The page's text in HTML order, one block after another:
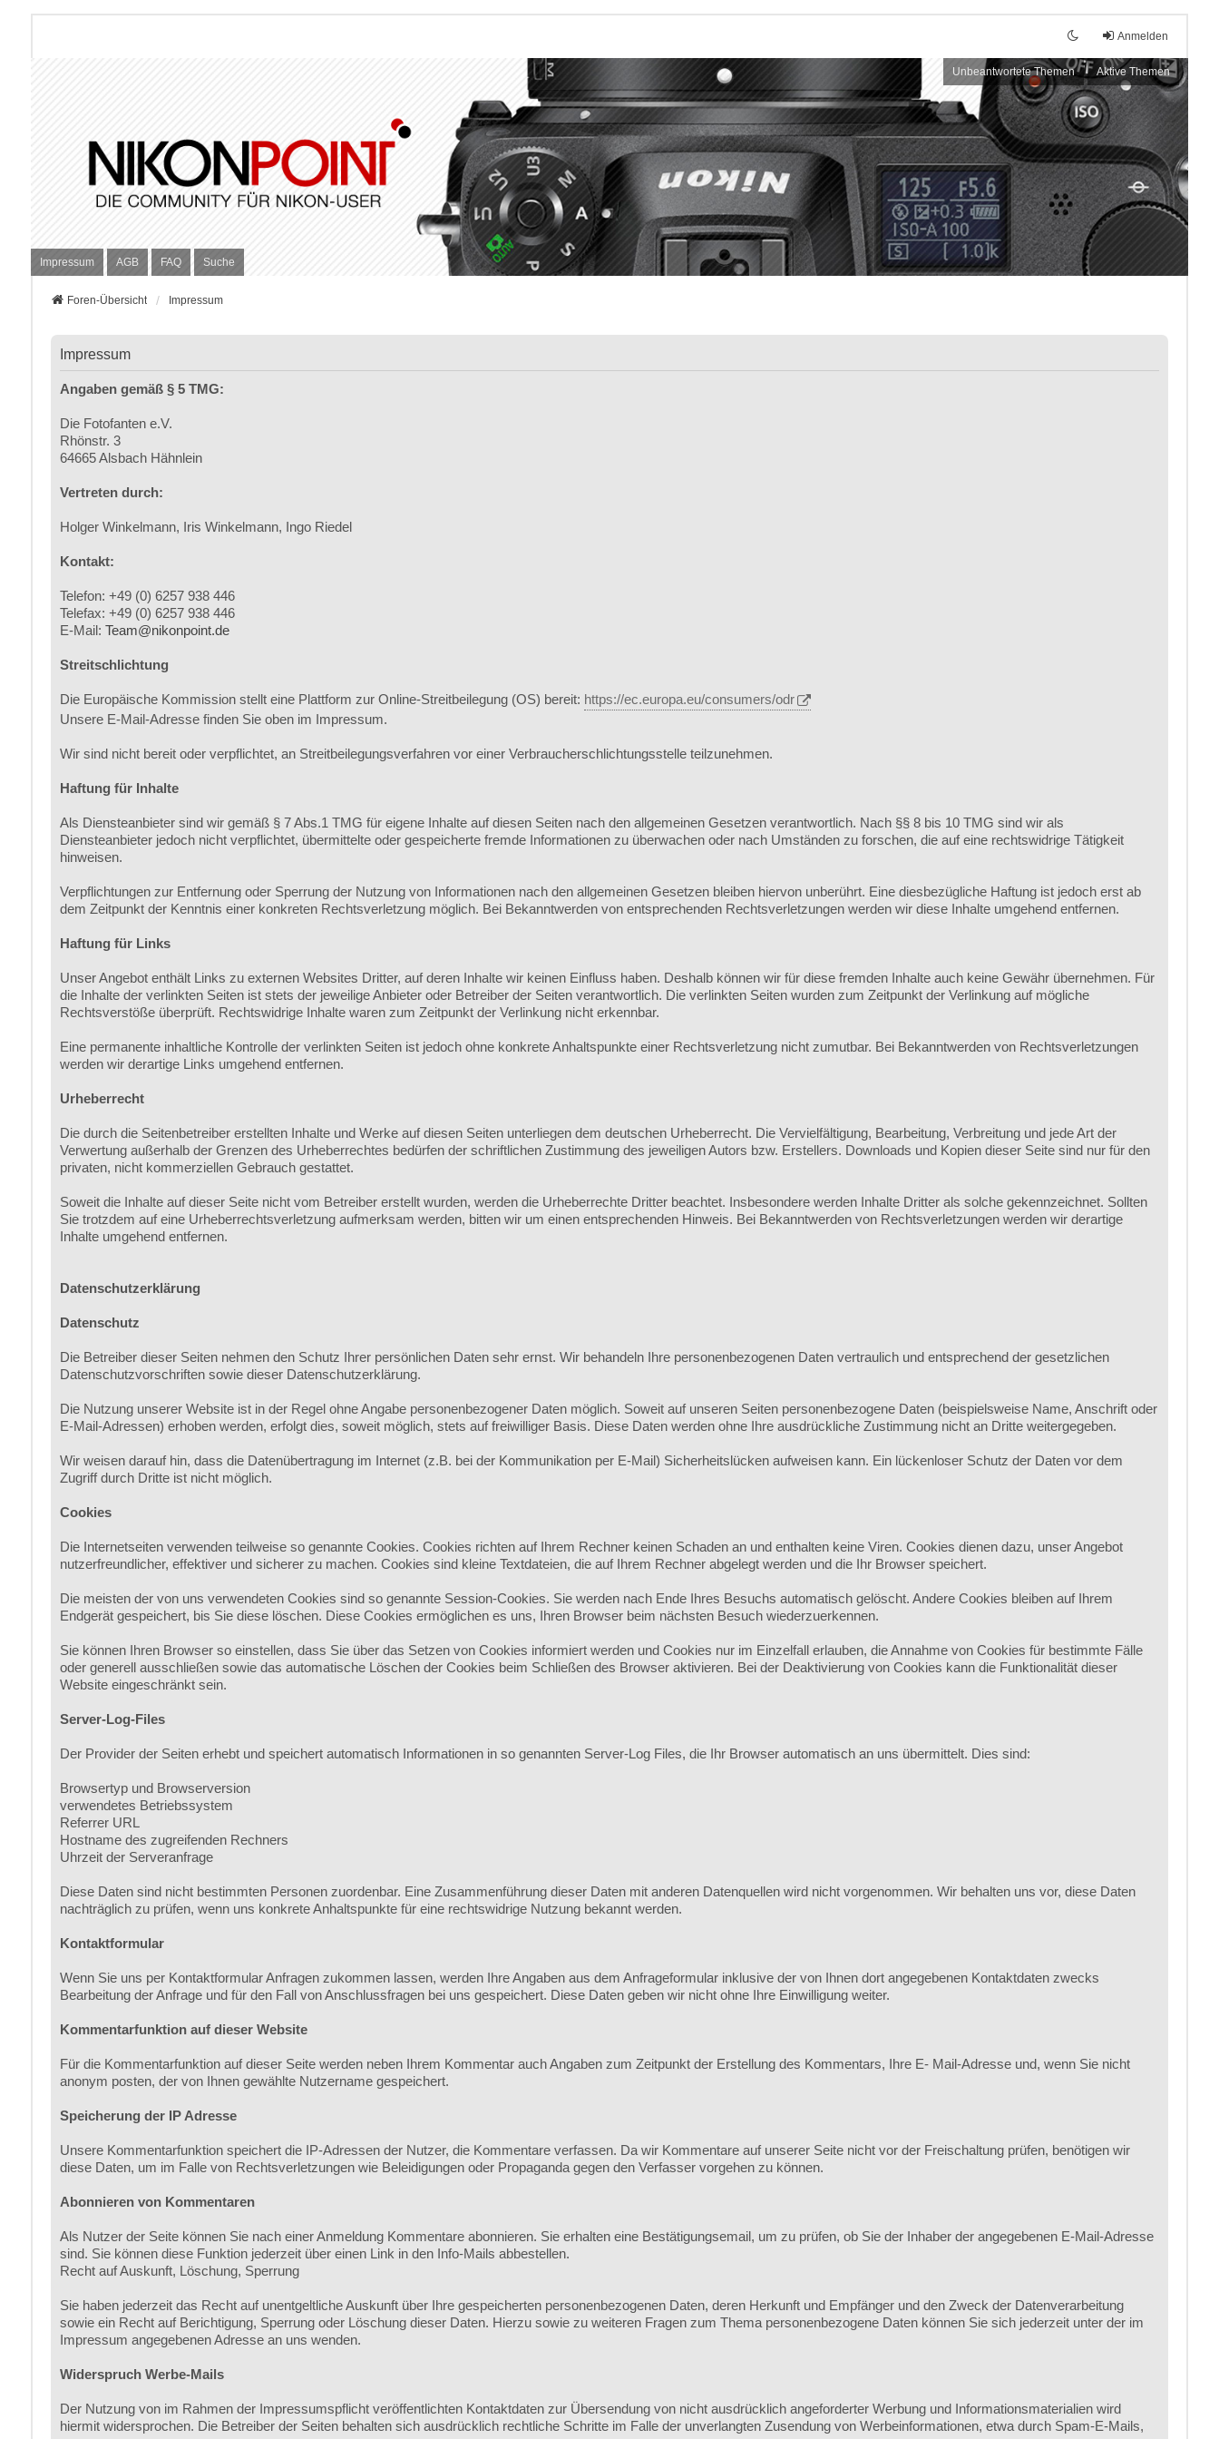
Anmelden
Unbeantwortete Themen Aktive Themen
Impressum AGB FAQ Suche
Foren-Übersicht Impressum
Impressum
Angaben gemäß § 5 TMG:
Die Fotofanten e.V.
Rhönstr. 3
64665 Alsbach Hähnlein
Vertreten durch:
Holger Winkelmann, Iris Winkelmann, Ingo Riedel
Kontakt:
Telefon: +49 (0) 6257 938 446
Telefax: +49 (0) 6257 938 446
E-Mail: Team@nikonpoint.de
Streitschlichtung
Die Europäische Kommission stellt eine Plattform zur Online-Streitbeilegung (OS) bereit: https://ec.europa.eu/consumers/odr
Unsere E-Mail-Adresse finden Sie oben im Impressum.
Wir sind nicht bereit oder verpflichtet, an Streitbeilegungsverfahren vor einer Verbraucherschlichtungsstelle teilzunehmen.
Haftung für Inhalte
Als Diensteanbieter sind wir gemäß § 7 Abs.1 TMG für eigene Inhalte auf diesen Seiten nach den allgemeinen Gesetzen verantwortlich. Nach §§ 8 bis 10 TMG sind wir als
Diensteanbieter jedoch nicht verpflichtet, übermittelte oder gespeicherte fremde Informationen zu überwachen oder nach Umständen zu forschen, die auf eine rechtswidrige Tätigkeit
hinweisen.
Verpflichtungen zur Entfernung oder Sperrung der Nutzung von Informationen nach den allgemeinen Gesetzen bleiben hiervon unberührt. Eine diesbezügliche Haftung ist jedoch erst ab
dem Zeitpunkt der Kenntnis einer konkreten Rechtsverletzung möglich. Bei Bekanntwerden von entsprechenden Rechtsverletzungen werden wir diese Inhalte umgehend entfernen.
Haftung für Links
Unser Angebot enthält Links zu externen Websites Dritter, auf deren Inhalte wir keinen Einfluss haben. Deshalb können wir für diese fremden Inhalte auch keine Gewähr übernehmen. Für
die Inhalte der verlinkten Seiten ist stets der jeweilige Anbieter oder Betreiber der Seiten verantwortlich. Die verlinkten Seiten wurden zum Zeitpunkt der Verlinkung auf mögliche
Rechtsverstöße überprüft. Rechtswidrige Inhalte waren zum Zeitpunkt der Verlinkung nicht erkennbar.
Eine permanente inhaltliche Kontrolle der verlinkten Seiten ist jedoch ohne konkrete Anhaltspunkte einer Rechtsverletzung nicht zumutbar. Bei Bekanntwerden von Rechtsverletzungen
werden wir derartige Links umgehend entfernen.
Urheberrecht
Die durch die Seitenbetreiber erstellten Inhalte und Werke auf diesen Seiten unterliegen dem deutschen Urheberrecht. Die Vervielfältigung, Bearbeitung, Verbreitung und jede Art der
Verwertung außerhalb der Grenzen des Urheberrechtes bedürfen der schriftlichen Zustimmung des jeweiligen Autors bzw. Erstellers. Downloads und Kopien dieser Seite sind nur für den
privaten, nicht kommerziellen Gebrauch gestattet.
Soweit die Inhalte auf dieser Seite nicht vom Betreiber erstellt wurden, werden die Urheberrechte Dritter beachtet. Insbesondere werden Inhalte Dritter als solche gekennzeichnet. Sollten
Sie trotzdem auf eine Urheberrechtsverletzung aufmerksam werden, bitten wir um einen entsprechenden Hinweis. Bei Bekanntwerden von Rechtsverletzungen werden wir derartige
Inhalte umgehend entfernen.
Datenschutzerklärung
Datenschutz
Die Betreiber dieser Seiten nehmen den Schutz Ihrer persönlichen Daten sehr ernst. Wir behandeln Ihre personenbezogenen Daten vertraulich und entsprechend der gesetzlichen
Datenschutzvorschriften sowie dieser Datenschutzerklärung.
Die Nutzung unserer Website ist in der Regel ohne Angabe personenbezogener Daten möglich. Soweit auf unseren Seiten personenbezogene Daten (beispielsweise Name, Anschrift oder
E-Mail-Adressen) erhoben werden, erfolgt dies, soweit möglich, stets auf freiwilliger Basis. Diese Daten werden ohne Ihre ausdrückliche Zustimmung nicht an Dritte weitergegeben.
Wir weisen darauf hin, dass die Datenübertragung im Internet (z.B. bei der Kommunikation per E-Mail) Sicherheitslücken aufweisen kann. Ein lückenloser Schutz der Daten vor dem
Zugriff durch Dritte ist nicht möglich.
Cookies
Die Internetseiten verwenden teilweise so genannte Cookies. Cookies richten auf Ihrem Rechner keinen Schaden an und enthalten keine Viren. Cookies dienen dazu, unser Angebot
nutzerfreundlicher, effektiver und sicherer zu machen. Cookies sind kleine Textdateien, die auf Ihrem Rechner abgelegt werden und die Ihr Browser speichert.
Die meisten der von uns verwendeten Cookies sind so genannte Session-Cookies. Sie werden nach Ende Ihres Besuchs automatisch gelöscht. Andere Cookies bleiben auf Ihrem
Endgerät gespeichert, bis Sie diese löschen. Diese Cookies ermöglichen es uns, Ihren Browser beim nächsten Besuch wiederzuerkennen.
Sie können Ihren Browser so einstellen, dass Sie über das Setzen von Cookies informiert werden und Cookies nur im Einzelfall erlauben, die Annahme von Cookies für bestimmte Fälle
oder generell ausschließen sowie das automatische Löschen der Cookies beim Schließen des Browser aktivieren. Bei der Deaktivierung von Cookies kann die Funktionalität dieser
Website eingeschränkt sein.
Server-Log-Files
Der Provider der Seiten erhebt und speichert automatisch Informationen in so genannten Server-Log Files, die Ihr Browser automatisch an uns übermittelt. Dies sind:
Browsertyp und Browserversion
verwendetes Betriebssystem
Referrer URL
Hostname des zugreifenden Rechners
Uhrzeit der Serveranfrage
Diese Daten sind nicht bestimmten Personen zuordenbar. Eine Zusammenführung dieser Daten mit anderen Datenquellen wird nicht vorgenommen. Wir behalten uns vor, diese Daten
nachträglich zu prüfen, wenn uns konkrete Anhaltspunkte für eine rechtswidrige Nutzung bekannt werden.
Kontaktformular
Wenn Sie uns per Kontaktformular Anfragen zukommen lassen, werden Ihre Angaben aus dem Anfrageformular inklusive der von Ihnen dort angegebenen Kontaktdaten zwecks
Bearbeitung der Anfrage und für den Fall von Anschlussfragen bei uns gespeichert. Diese Daten geben wir nicht ohne Ihre Einwilligung weiter.
Kommentarfunktion auf dieser Website
Für die Kommentarfunktion auf dieser Seite werden neben Ihrem Kommentar auch Angaben zum Zeitpunkt der Erstellung des Kommentars, Ihre E- Mail-Adresse und, wenn Sie nicht
anonym posten, der von Ihnen gewählte Nutzername gespeichert.
Speicherung der IP Adresse
Unsere Kommentarfunktion speichert die IP-Adressen der Nutzer, die Kommentare verfassen. Da wir Kommentare auf unserer Seite nicht vor der Freischaltung prüfen, benötigen wir
diese Daten, um im Falle von Rechtsverletzungen wie Beleidigungen oder Propaganda gegen den Verfasser vorgehen zu können.
Abonnieren von Kommentaren
Als Nutzer der Seite können Sie nach einer Anmeldung Kommentare abonnieren. Sie erhalten eine Bestätigungsemail, um zu prüfen, ob Sie der Inhaber der angegebenen E-Mail-Adresse
sind. Sie können diese Funktion jederzeit über einen Link in den Info-Mails abbestellen.
Recht auf Auskunft, Löschung, Sperrung
Sie haben jederzeit das Recht auf unentgeltliche Auskunft über Ihre gespeicherten personenbezogenen Daten, deren Herkunft und Empfänger und den Zweck der Datenverarbeitung
sowie ein Recht auf Berichtigung, Sperrung oder Löschung dieser Daten. Hierzu sowie zu weiteren Fragen zum Thema personenbezogene Daten können Sie sich jederzeit unter der im
Impressum angegebenen Adresse an uns wenden.
Widerspruch Werbe-Mails
Der Nutzung von im Rahmen der Impressumspflicht veröffentlichten Kontaktdaten zur Übersendung von nicht ausdrücklich angeforderter Werbung und Informationsmaterialien wird
hiermit widersprochen. Die Betreiber der Seiten behalten sich ausdrücklich rechtliche Schritte im Falle der unverlangten Zusendung von Werbeinformationen, etwa durch Spam-E-Mails,